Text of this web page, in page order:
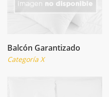
Balcón Garantizado
Categoría X